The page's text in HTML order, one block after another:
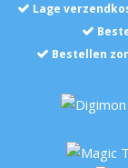
Lage
Bestellen